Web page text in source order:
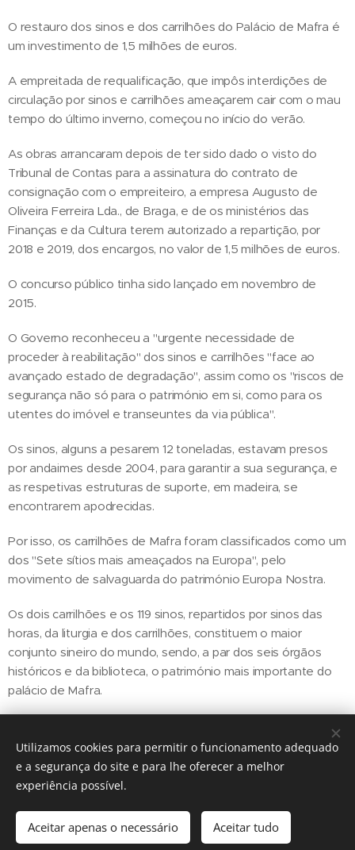
O restauro dos sinos e dos carrilhões do Palácio de Mafra é
um investimento de 1,5 milhões de euros.
A empreitada de requalificação, que impôs interdições de
circulação por sinos e carrilhões ameaçarem cair com o mau
tempo do último inverno, começou no início do verão.
As obras arrancaram depois de ter sido dado o visto do
Tribunal de Contas para a assinatura do contrato de
consignação com o empreiteiro, a empresa Augusto de
Oliveira Ferreira Lda., de Braga, e de os ministérios das
Finanças e da Cultura terem autorizado a repartição, por
2018 e 2019, dos encargos, no valor de 1,5 milhões de euros.
O concurso público tinha sido lançado em novembro de
2015.
O Governo reconheceu a "urgente necessidade de
proceder à reabilitação" dos sinos e carrilhões "face ao
avançado estado de degradação", assim como os "riscos de
segurança não só para o património em si, como para os
utentes do imóvel e transeuntes da via pública".
Os sinos, alguns a pesarem 12 toneladas, estavam presos
por andaimes desde 2004, para garantir a sua segurança, e
as respetivas estruturas de suporte, em madeira, se
encontrarem apodrecidas.
Por isso, os carrilhões de Mafra foram classificados como um
dos "Sete sítios mais ameaçados na Europa", pelo
movimento de salvaguarda do património Europa Nostra.
Os dois carrilhões e os 119 sinos, repartidos por sinos das
horas, da liturgia e dos carrilhões, constituem o maior
conjunto sineiro do mundo, sendo, a par dos seis órgãos
históricos e da biblioteca, o património mais importante do
palácio de Mafra.
Share
Utilizamos cookies para permitir o funcionamento adequado
e a segurança do site e para lhe oferecer a melhor
experiência possível.
Aceitar apenas o necessário Aceitar tudo